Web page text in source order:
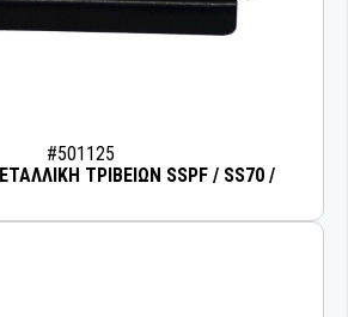
#501125
ΤΡΙΒΕΙΩΝ SSPF / SS70 /